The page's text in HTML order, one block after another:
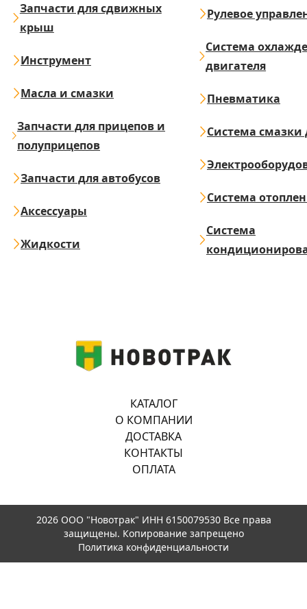
Запчасти для сдвижных
крыш
Инструмент
Масла и смазки
Запчасти для прицепов и
полуприцепов
Запчасти для автобусов
Аксессуары
Жидкости
Рулевое
Система
двигателя
Пневматика
Система смазки
Система
Система
КАТАЛОГ
О КОМПАНИИ
ДОСТАВКА
КОНТАКТЫ
ОПЛАТА
2026 ООО "Новотрак" ИНН 6150079530 Все права
защищены. Копирование запрещено
Политика конфиденциальности